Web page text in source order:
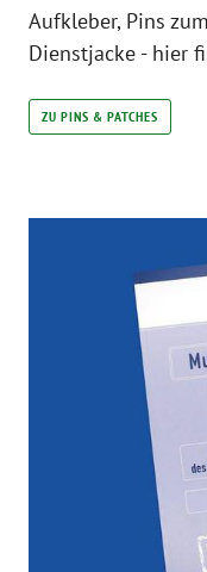
Aufkleber, Pins
Dienstjacke - hier
ZU PINS & PATCHES